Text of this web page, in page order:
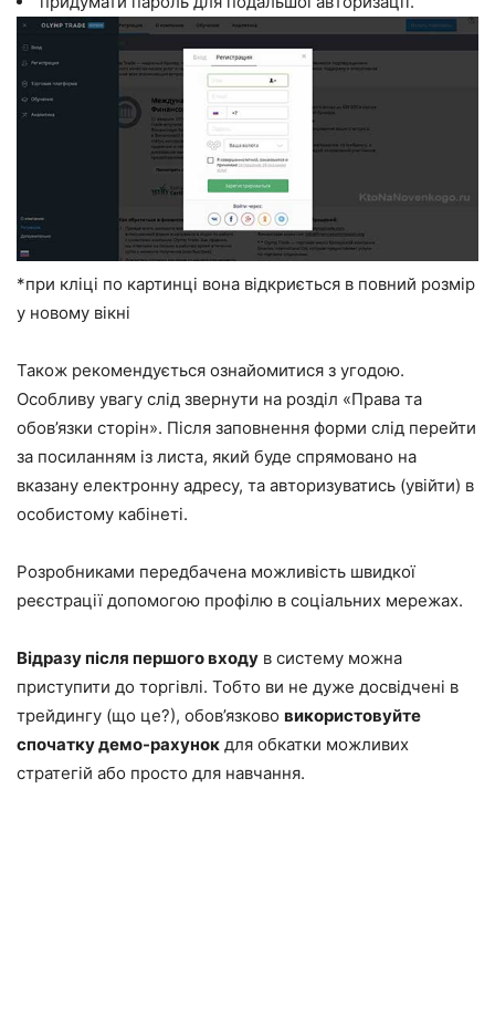
*при кліці по картинці вона відкриється в повний розмір
у новому вікні
Також рекомендується ознайомитися з угодою.
Особливу увагу слід звернути на розділ «Права та
обов’язки сторін». Після заповнення форми слід перейти
за посиланням із листа, який буде спрямовано на
вказану електронну адресу, та авторизуватись (увійти) в
особистому кабінеті.
Розробниками передбачена можливість швидкої
реєстрації допомогою профілю в соціальних мережах.
Відразу після першого входу в систему можна
приступити до торгівлі. Тобто ви не дуже досвідчені в
трейдингу (що це?), обов’язково використовуйте
спочатку демо-рахунок для обкатки можливих
стратегій або просто для навчання.